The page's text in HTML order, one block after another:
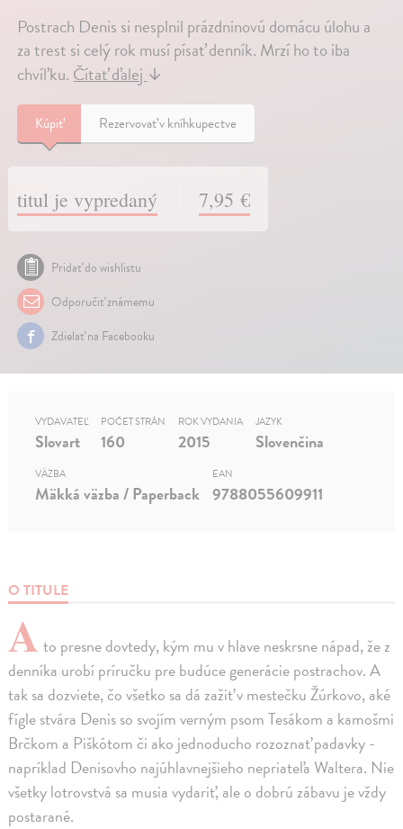
Postrach Denis si nesplnil prázdninovú domácu úlohu a
za trest si celý rok musí písať denník. Mrzí ho to iba
chvíľku.Čítať ďalej↓
Kúpiť Rezervovať v kníhkupectve
titul je vypredaný 7,95 €
Pridať do wishlistu
Odporučiť známemu
Zdielať na Facebooku
O TITULE
A to presne dovtedy, kým mu v hlave neskrsne nápad, že z
denníka urobí príručku pre budúce generácie postrachov. A
tak sa dozviete, čo všetko sa dá zažiť v mestečku Žúrkovo, aké
fígle stvára Denis so svojím verným psom Tesákom a kamošmi
Brčkom a Piškótom či ako jednoducho rozoznať padavky -
napríklad Denisovho najúhlavnejšieho nepriateľa Waltera. Nie
všetky lotrovstvá sa musia vydariť, ale o dobrú zábavu je vždy
postarané.
VYDAVATEĽ
Slovart
POČET STRÁN
160
ROK VYDANIA
2015
JAZYK
Slovenčina
VÄZBA
Mäkká väzba / Paperback
EAN
9788055609911